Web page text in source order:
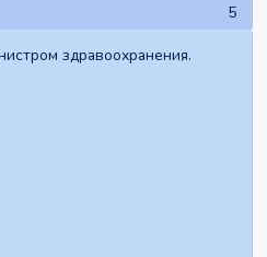
5
здравоохранения.